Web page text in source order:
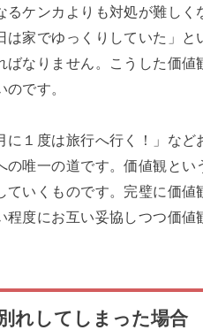
ケンカよりも対処が難しく
家でゆっくりしていた」と
なりません。こうした価値
です。
１度は旅行へ行く！」など
唯一の道です。価値観とい
いくものです。完璧に価
度にお互い妥協しつつ価値
れしてしまった場合